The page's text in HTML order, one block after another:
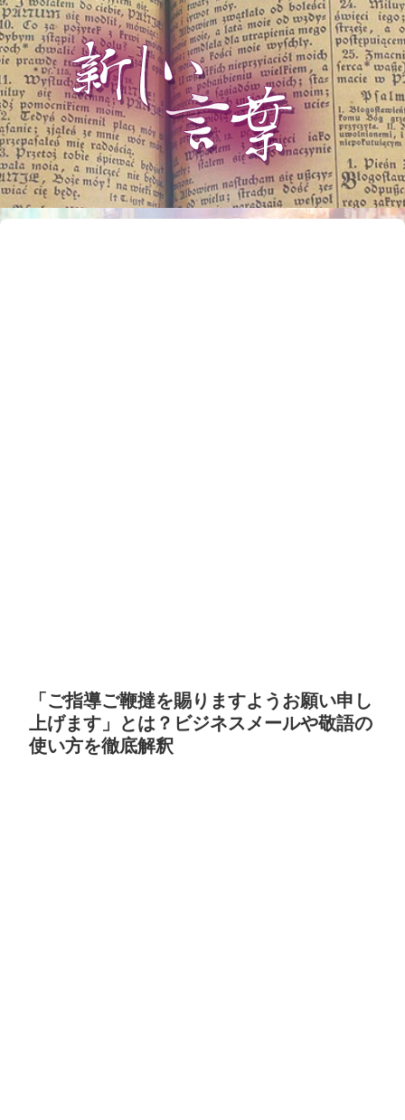
「ご指導ご鞭撻を賜りますようお願い申し
上げます」とは？ビジネスメールや敬語の
使い方を徹底解釈